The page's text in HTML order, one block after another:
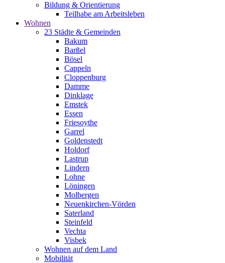
Bildung & Orientierung
Teilhabe am Arbeitsleben
Wohnen
23 Städte & Gemeinden
Bakum
Barßel
Bösel
Cappeln
Cloppenburg
Damme
Dinklage
Emstek
Essen
Friesoythe
Garrel
Goldenstedt
Holdorf
Lastrup
Lindern
Lohne
Löningen
Molbergen
Neuenkirchen-Vörden
Saterland
Steinfeld
Vechta
Visbek
Wohnen auf dem Land
Mobilität